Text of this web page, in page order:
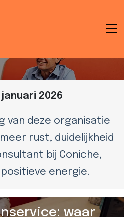
en balans
een
januari 2026
van deze organisatie
rust, duidelijkheid
bij Coniche,
energie.
waar